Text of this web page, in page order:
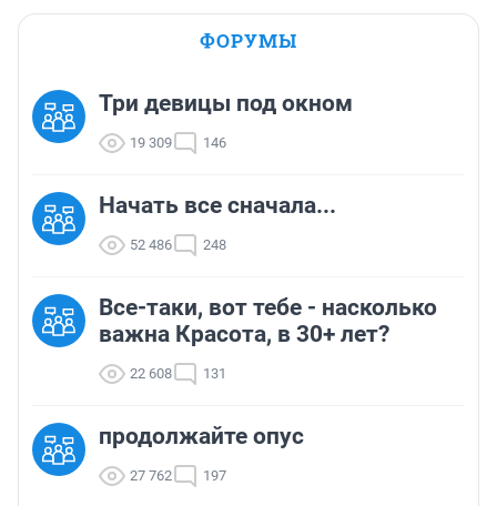
ФОРУМЫ
Три девицы под окном
19 309 146
Начать все сначала...
52 486 248
Все-таки, вот тебе - насколько
важна Красота, в 30+ лет?
22 608 131
продолжайте опус
27 762 197